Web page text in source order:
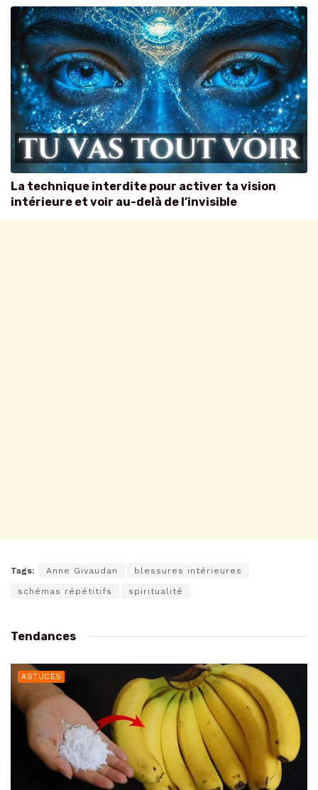
La technique interdite pour activer ta vision
intérieure et voir au-delà de l’invisible
Tags: Anne Givaudan blessures intérieures
schémas répétitifs spiritualité
Tendances
ASTUCES